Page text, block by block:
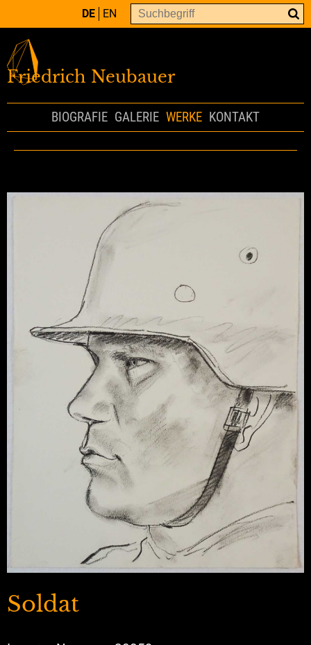
DE EN
Friedrich Neubauer
BIOGRAFIE GALERIE WERKE KONTAKT
Soldat